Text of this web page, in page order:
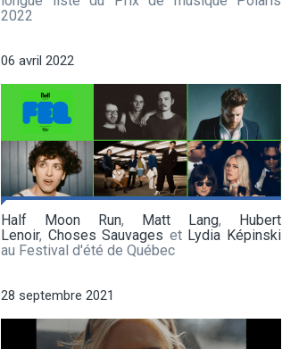
2022
06 avril 2022
Half Moon Run, Matt Lang, Hubert
Lenoir, Choses Sauvages et Lydia Képinski
au Festival d'été de Québec
28 septembre 2021